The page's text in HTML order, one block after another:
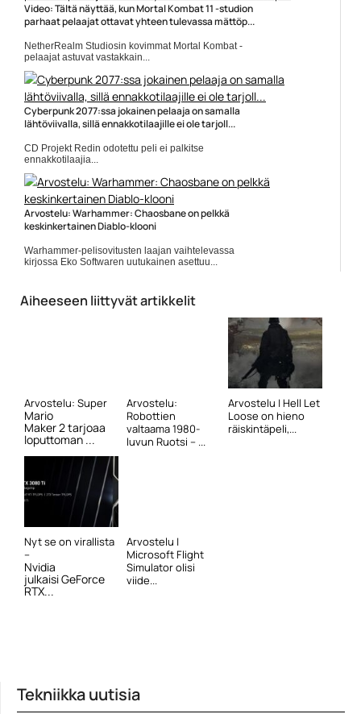
Video: Tältä näyttää, kun Mortal Kombat 11 -studion
parhaat pelaajat ottavat yhteen tulevassa mättöp...
NetherRealm Studiosin kovimmat Mortal Kombat -
pelaajat astuvat vastakkain...
Kamppailupelit
Cyberpunk 2077:ssa jokainen pelaaja on samalla
lähtöviivalla, sillä ennakkotilaajille ei ole tarjoll...
CD Projekt Redin odotettu peli ei palkitse
ennakkotilaajia...
CD Projekt Red
Arvostelu: Warhammer: Chaosbane on pelkkä
keskinkertainen Diablo-klooni
Warhammer-pelisovitusten laajan vaihtelevassa
kirjossa Eko Softwaren uutukainen asettuu...
Aiheeseen liittyvät artikkelit
Arvostelu: Super
Mario
Maker 2 tarjoaa
loputtoman ...
Arvostelu:
Robottien
valtaama 1980-
luvun Ruotsi – ...
Arvostelu | Hell Let
Loose on hieno
räiskintäpeli,...
Nyt se on virallista
–
Nvidia
julkaisi GeForce
RTX...
Arvostelu |
Microsoft Flight
Simulator olisi
viide...
Tekniikka uutisia